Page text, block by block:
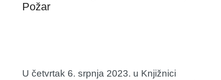
Požar
U četvrtak 6. srpnja 2023. u Knjižnici